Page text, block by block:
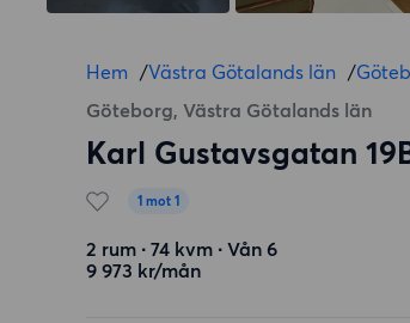
Hem /Västra Götalands län /
Göteborg, Västra Götalands län
Karl Gustavsgatan
1 mot 1
2 rum ∙ 74 kvm ∙ Vån 6
9 973 kr/mån